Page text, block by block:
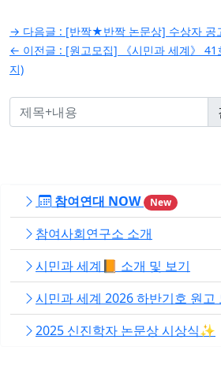
글
탐
색
→ 다음글 : [반짝★반짝 논문상] 수상자 공
← 이전글 : [원고모집] 《시민과 세계》
지)
참여연대 NOW New
참여사회연구소 소개
시민과 세계📙 소개 및 보기
시민과 세계 2026 하반기호 원고
2025 신진학자 논문상 시상식✨